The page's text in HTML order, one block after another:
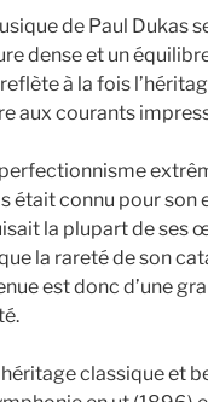
de Paul Dukas
dense et un
à la fois
aux courants
perfectionnisme
était connu pour son
la plupart de ses
la rareté de son
est donc d’une
héritage classique et